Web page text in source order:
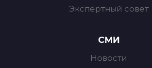
Экспертный совет
СМИ
Новости